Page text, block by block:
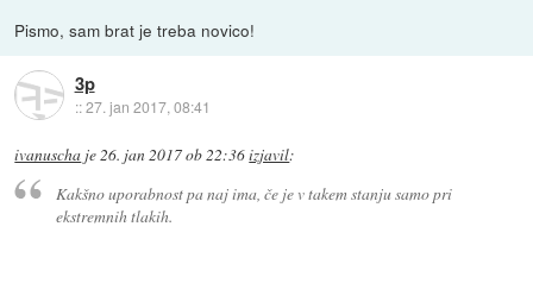
Pismo, sam brat je treba novico!
3p
::27. jan 2017, 08:41
ivanuscha je26. jan 2017 ob 22:36izjavil:
Kakšno uporabnost pa naj ima, če je v takem stanju samo pri
ekstremnih tlakih.